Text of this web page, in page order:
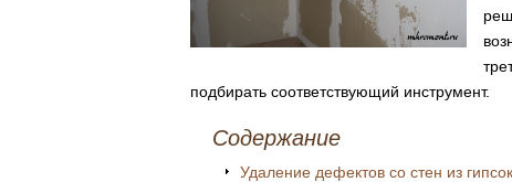
подбирать соответствующий инструмент.
Содержание
Удаление дефектов со стен из